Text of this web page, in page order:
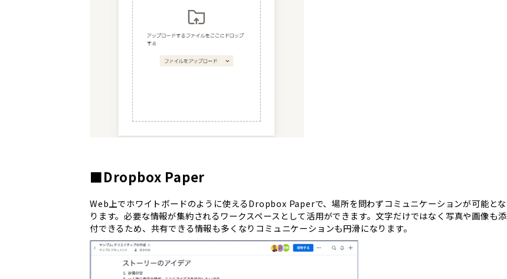
■Dropbox Paper
Web上でホワイトボードのように使えるDropbox Paperで、場所を問わずコミュニケーションが可能とな
ります。必要な情報が集約されるワークスペースとして活用ができます。文字だけではなく写真や画像も添
付できるため、共有できる情報も多くなりコミュニケーションも円滑になります。